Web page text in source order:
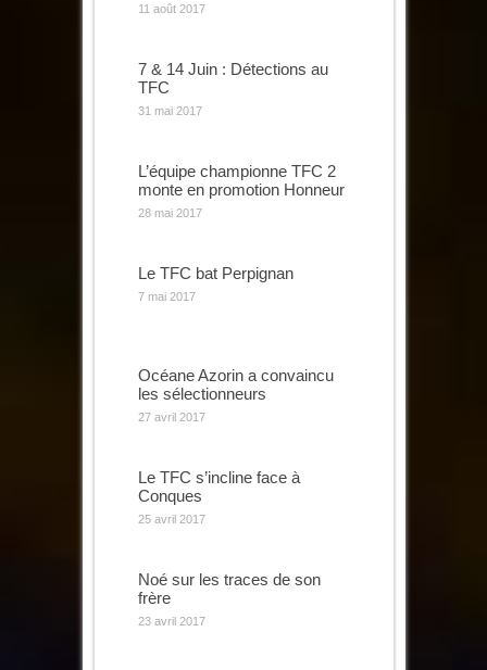
11 août 2017
7 & 14 Juin : Détections au
TFC
31 mai 2017
L’équipe championne TFC 2
monte en promotion Honneur
28 mai 2017
Le TFC bat Perpignan
7 mai 2017
Océane Azorin a convaincu
les sélectionneurs
27 avril 2017
Le TFC s’incline face à
Conques
25 avril 2017
Noé sur les traces de son
frère
23 avril 2017